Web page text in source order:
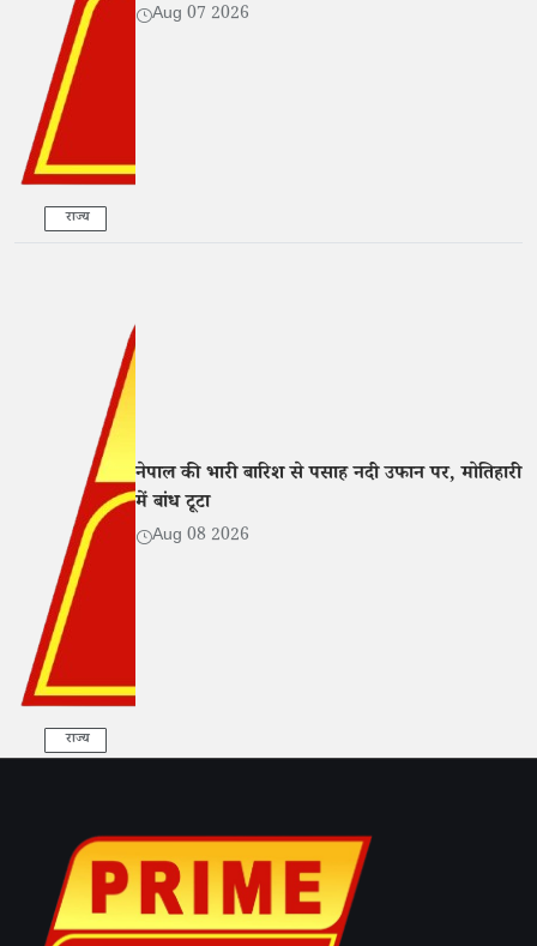
राज्य
Aug 07 2026
राज्य
नेपाल की भारी बारिश से पसाह नदी उफान पर, मोतिहारी
में बांध टूटा
Aug 08 2026